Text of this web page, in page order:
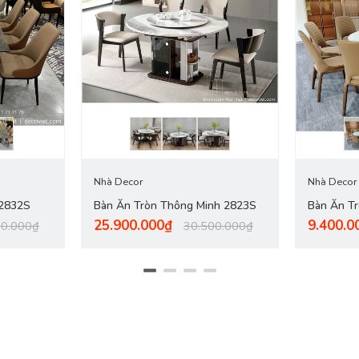
nội thành Bình Dương. - Các tỉnh khác tính phí giao
thức những bữa cơm ngon và cùng nhau chuyện trò. Bàn ghế
chọn lựa chất liệu và mẫu thiết kế. Ghé thăm
nội thất DecoViet
Nhà Decor
Bàn Ăn Tròn Thông Minh 2823S
25.900.000₫ 30.500.000₫
Nhà Decor
Bàn Ăn